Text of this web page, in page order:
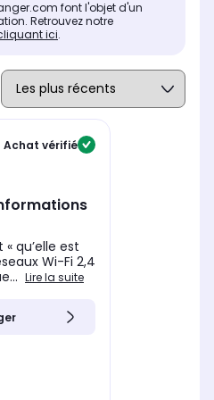
font l'objet d'un
Retrouvez notre
ici.
Achat vérifié
qu’elle est
Wi-Fi 2,4
Lire la suite